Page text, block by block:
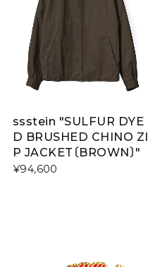
ssstein "SULFUR DYE
D BRUSHED CHINO ZI
P JACKET〔BROWN〕"
¥94,600